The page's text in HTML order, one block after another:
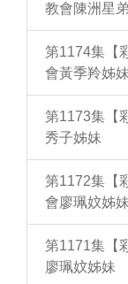
教會陳洲星
第1174集【
會黃季羚姊妹
第1173集【
秀子姊妹
第1172集【
會廖珮妏姊妹
第1171集【
廖珮妏姊妹